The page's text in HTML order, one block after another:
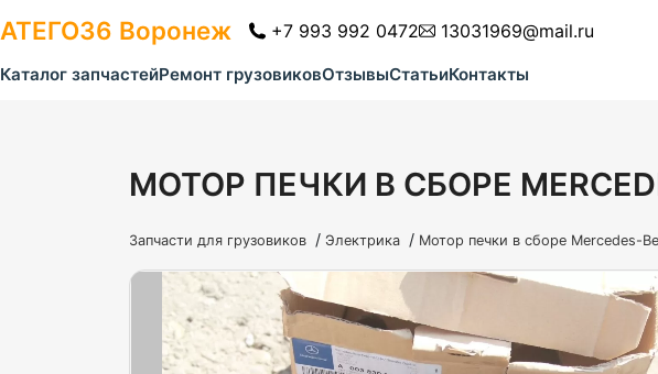
АТЕГО36 Воронеж +7 993 992 0472 13031969@mail.ru
Каталог запчастейРемонт грузовиковОтзывыСтатьиКонтакты
МОТОР ПЕЧКИ В СБОРЕ
Запчасти для грузовиков / Электрика / Мотор печки в сборе Mercedes-